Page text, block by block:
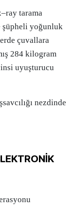
tarama
şüpheli yoğunluk
çuvallara
284 kilogram
uyuşturucu
nezdinde